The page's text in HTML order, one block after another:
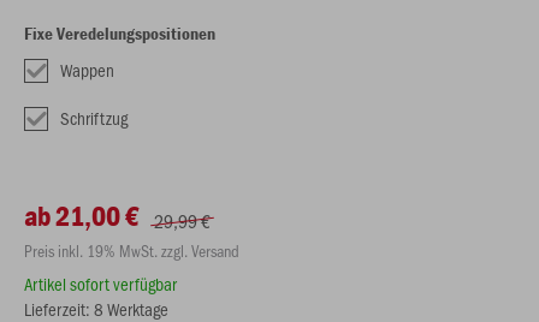
Fixe Veredelungspositionen
Wappen
Schriftzug
ab 21,00 € 29,99 €
Preis inkl. 19% MwSt. zzgl. Versand
Artikel sofort verfügbar
Lieferzeit: 8 Werktage